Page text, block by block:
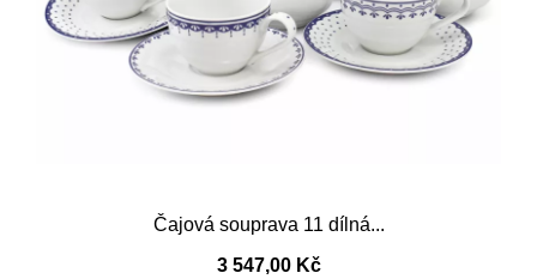
Čajová souprava 11 dílná...
3 547,00 Kč